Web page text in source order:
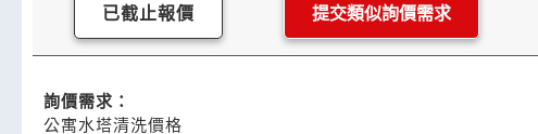
已截止報價 提交類似詢價需求
詢價需求：
公寓水塔清洗價格